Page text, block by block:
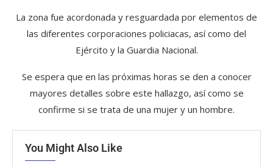
La zona fue acordonada y resguardada por elementos de
las diferentes corporaciones policiacas, así como del
Ejército y la Guardia Nacional.
Se espera que en las próximas horas se den a conocer
mayores detalles sobre este hallazgo, así como se
confirme si se trata de una mujer y un hombre.
You Might Also Like